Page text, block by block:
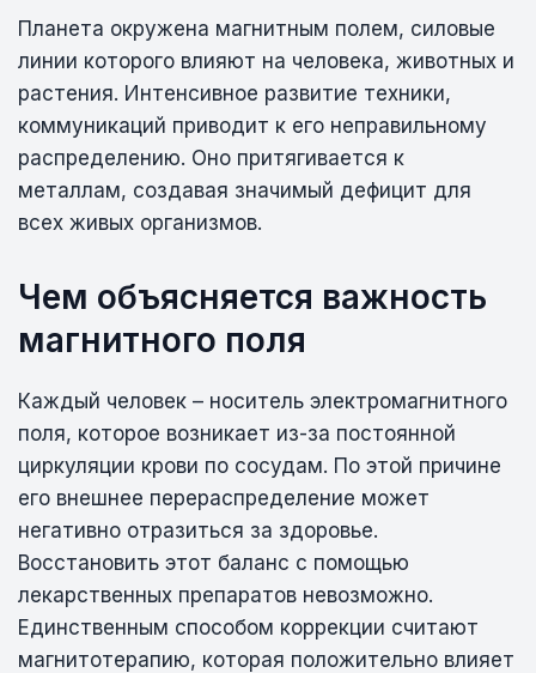
Планета окружена магнитным полем, силовые
линии которого влияют на человека, животных и
растения. Интенсивное развитие техники,
коммуникаций приводит к его неправильному
распределению. Оно притягивается к
металлам, создавая значимый дефицит для
всех живых организмов.
Чем объясняется важность
магнитного поля
Каждый человек – носитель электромагнитного
поля, которое возникает из-за постоянной
циркуляции крови по сосудам. По этой причине
его внешнее перераспределение может
негативно отразиться за здоровье.
Восстановить этот баланс с помощью
лекарственных препаратов невозможно.
Единственным способом коррекции считают
магнитотерапию, которая положительно влияет